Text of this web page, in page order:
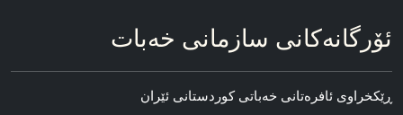
ئۆرگانه‌کانی سازمانی خه‌بات
ڕێکخراوی ئافره‌تانی خه‌باتی کوردستانی ئێران